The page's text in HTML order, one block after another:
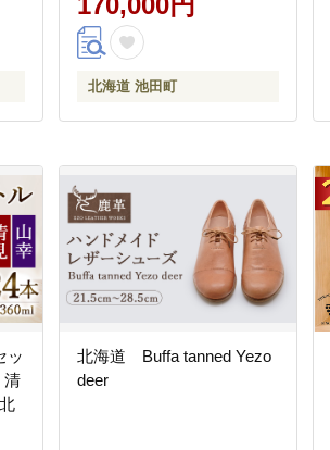
北海道 池田町
ッ
清
北海道 Buffa tanned Yezo
deer